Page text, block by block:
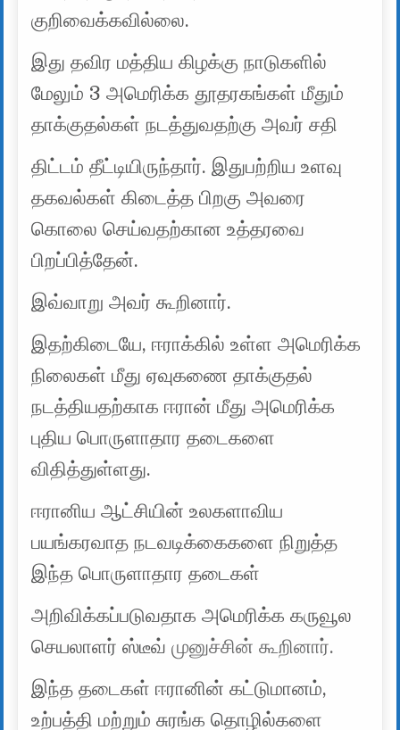
குறிவைக்கவில்லை.
இது தவிர மத்திய கிழக்கு நாடுகளில்
மேலும் 3 அமெரிக்க தூதரகங்கள் மீதும்
தாக்குதல்கள் நடத்துவதற்கு அவர் சதி
திட்டம் தீட்டியிருந்தார். இதுபற்றிய உளவு
தகவல்கள் கிடைத்த பிறகு அவரை
கொலை செய்வதற்கான உத்தரவை
பிறப்பித்தேன்.
இவ்வாறு அவர் கூறினார்.
இதற்கிடையே, ஈராக்கில் உள்ள அமெரிக்க
நிலைகள் மீது ஏவுகணை தாக்குதல்
நடத்தியதற்காக ஈரான் மீது அமெரிக்க
புதிய பொருளாதார தடைகளை
விதித்துள்ளது.
ஈரானிய ஆட்சியின் உலகளாவிய
பயங்கரவாத நடவடிக்கைகளை நிறுத்த
இந்த பொருளாதார தடைகள்
அறிவிக்கப்படுவதாக அமெரிக்க கருவூல
செயலாளர் ஸ்டீவ்முனுச்சின் கூறினார்.
இந்த தடைகள் ஈரானின் கட்டுமானம்,
உற்பத்தி மற்றும் சுரங்க தொழில்களை